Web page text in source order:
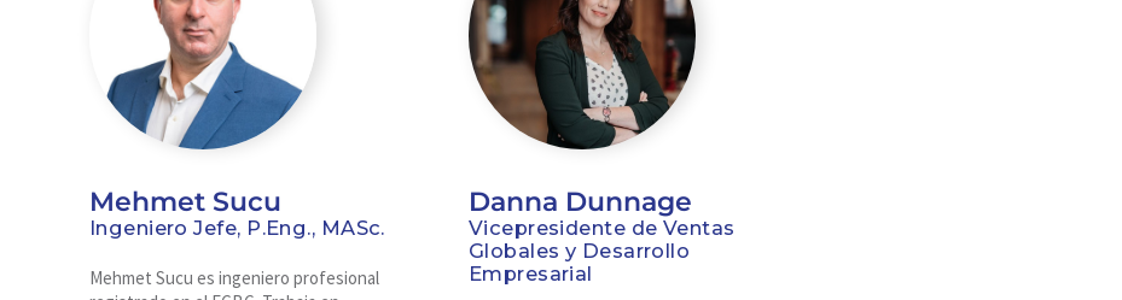
Mehmet Sucu
Ingeniero Jefe, P.Eng., MASc.
Mehmet Sucu es ingeniero profesional
Danna Dunnage
Vicepresidente de Ventas
Globales y Desarrollo
Empresarial